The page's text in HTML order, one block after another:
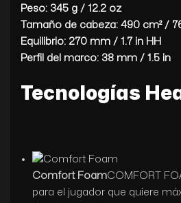
Peso: 345 g / 12.2 oz
Tamaño de cabeza: 490 cm² /
Equilibrio: 270 mm / 1.7 in HH
Perfil del marco: 38 mm / 1.5 in
Tecnologías
Comfort FoamCOMFORT
para el jugador que quiere